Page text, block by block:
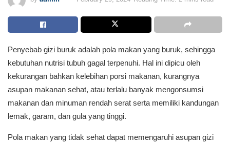
Penyebab gizi buruk adalah pola makan yang buruk, sehingga
kebutuhan nutrisi tubuh gagal terpenuhi. Hal ini dipicu oleh
kekurangan bahkan kelebihan porsi makanan, kurangnya
asupan makanan sehat, atau terlalu banyak mengonsumsi
makanan dan minuman rendah serat serta memiliki kandungan
lemak, garam, dan gula yang tinggi.
Pola makan yang tidak sehat dapat memengaruhi asupan gizi